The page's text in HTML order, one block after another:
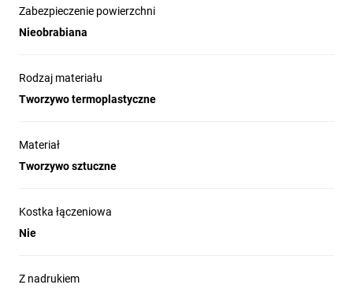
Zabezpieczenie powierzchni
Nieobrabiana
Rodzaj materiału
Tworzywo termoplastyczne
Materiał
Tworzywo sztuczne
Kostka łączeniowa
Nie
Z nadrukiem